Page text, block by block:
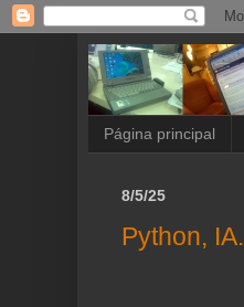
Página principal
8/5/25
Python,